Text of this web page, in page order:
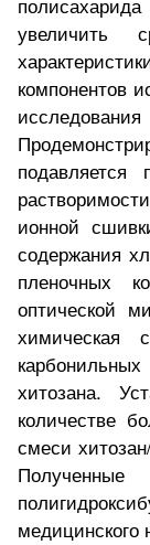
увеличить
компонентов
ионной
содержания
пленочных
оптической
химическая
хитозана.
количестве
смеси
медицинского